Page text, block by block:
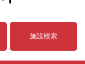
施設検索